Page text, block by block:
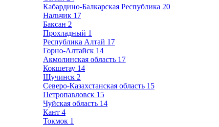
Кабардино-Балкарская Республика 20
Нальчик 17
Баксан 2
Прохладный 1
Республика Алтай 17
Горно-Алтайск 14
Акмолинская область 17
Кокшетау 14
Щучинск 2
Северо-Казахстанская область 15
Петропавловск 15
Чуйская область 14
Кант 4
Токмок 1